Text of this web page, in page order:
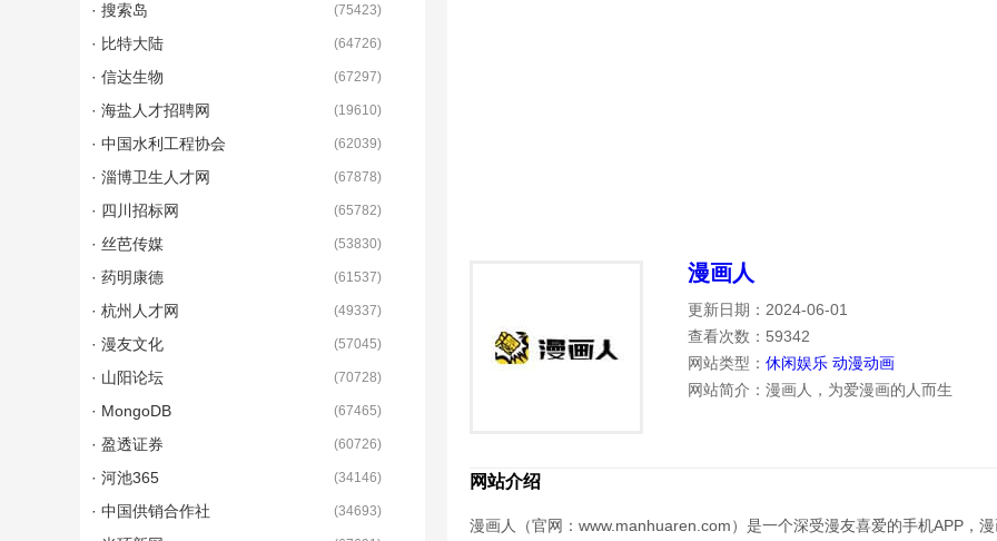
漫画人
更新日期：2024-06-01
查看次数：59342
网站类型： 休闲娱乐 动漫动画
网站简介：漫画人，为爱漫画的人而生
网站介绍
漫画人（官网：www.manhuaren.com）是一个深受漫友喜爱的手机APP，
· 搜索岛 (75423)
· 比特大陆 (64726)
· 信达生物 (67297)
· 海盐人才招聘网 (19610)
· 中国水利工程协会 (62039)
· 淄博卫生人才网 (67878)
· 四川招标网 (65782)
· 丝芭传媒 (53830)
· 药明康德 (61537)
· 杭州人才网 (49337)
· 漫友文化 (57045)
· 山阳论坛 (70728)
· MongoDB (67465)
· 盈透证券 (60726)
· 河池365 (34146)
· 中国供销合作社 (34693)